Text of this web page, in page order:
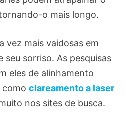
o mais longo.
vez mais vaidosas em
seu sorriso. As pesquisas
eles de alinhamento
como clareamento a laser
nos sites de busca.